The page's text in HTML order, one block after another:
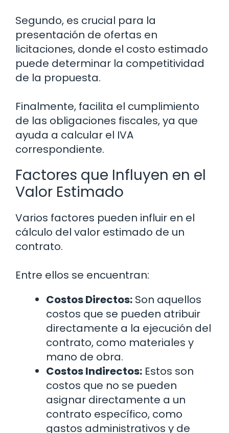
Segundo, es crucial para la
presentación de ofertas en
licitaciones, donde el costo estimado
puede determinar la competitividad
de la propuesta.
Finalmente, facilita el cumplimiento
de las obligaciones fiscales, ya que
ayuda a calcular el IVA
correspondiente.
Factores que Influyen en el
Valor Estimado
Varios factores pueden influir en el
cálculo del valor estimado de un
contrato.
Entre ellos se encuentran:
Costos Directos: Son aquellos
costos que se pueden atribuir
directamente a la ejecución del
contrato, como materiales y
mano de obra.
Costos Indirectos: Estos son
costos que no se pueden
asignar directamente a un
contrato específico, como
gastos administrativos y de